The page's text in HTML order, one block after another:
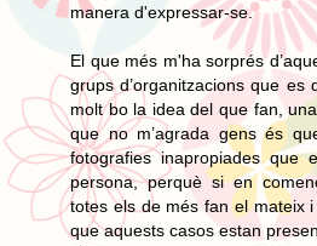
manera d'expressar-se.
El que més m'ha sorprés
grups d’organitzacions que
molt bo la idea del que fan,
que no m’agrada gens és
fotografies inapropiades
persona, perquè si en
totes els de més fan el mateix
que aquests casos estan